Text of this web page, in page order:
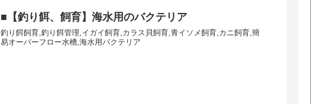
■【釣り餌、飼育】海水用のバクテリア
釣り餌飼育,釣り餌管理,イガイ飼育,カラス貝飼育,青イソメ飼育,カニ飼育,簡
易オーバーフロー水槽,海水用バクテリア